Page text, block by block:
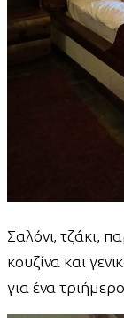
Σαλόνι, τζάκι,
κουζίνα και
για ένα